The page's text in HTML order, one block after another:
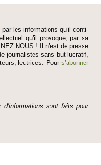
les informati­ons qu’il conti­
qu’il pro­voque, par sa
NOUS ! Il n’est de pre­sse
journalistes sans but lucratif,
lec­trices. Pours’abonner
d'informati­ons sont faits pour